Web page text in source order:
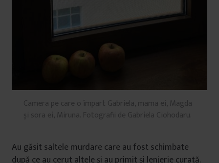
Camera pe care o împart Gabriela, mama ei, Magda
și sora ei, Miruna. Fotografii de Gabriela Ciohodaru.
Au găsit saltele murdare care au fost schimbate
după ce au cerut altele și au primit și lenjerie curată.